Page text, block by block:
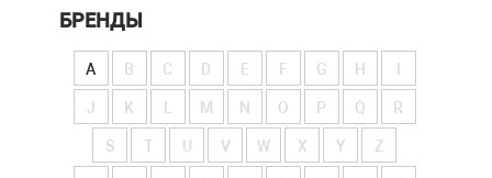
БРЕНДЫ
A B C D E F G H
J K M N O P Q R
S T V W X Y Z